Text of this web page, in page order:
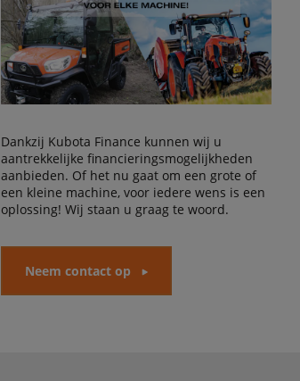
Dankzij Kubota Finance kunnen wij u
aantrekkelijke financieringsmogelijkheden
aanbieden. Of het nu gaat om een grote of
een kleine machine, voor iedere wens is een
oplossing! Wij staan u graag te woord.
Neem contact op